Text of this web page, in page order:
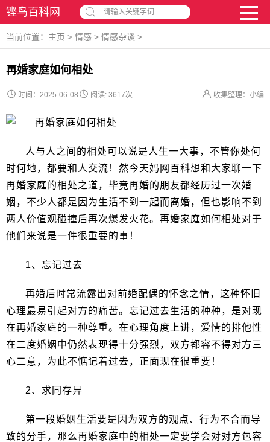
铿鸟百科网 请输入关键字词
当前位置： 主页 > 情感 > 情感杂谈 >
再婚家庭如何相处
时间：2025-06-08 收集整理：小编
阅读: 3617次
人与人之间的相处可以说是人生一大事，不管你处何
时何地，都要和人交流！然今天妈网百科想和大家聊一下
再婚家庭的相处之道，毕竟再婚的朋友都经历过一次婚
姻，不少人都是因为生活不到一起而离婚，但也影响不到
两人价值观碰撞后再次爆发火花。再婚家庭如何相处对于
他们来说是一件很重要的事！
1、忘记过去
再婚后时常流露出对前婚配偶的怀念之情，这种怀旧
心理最易引起对方的痛苦。忘记过去生活的种种，是对现
在再婚家庭的一种尊重。在心理角度上讲，爱情的排他性
在二度婚姻中仍然表现得十分强烈，双方都容不得对方三
心二意，为此不惦记着过去，正面现在很重要！
2、求同存异
第一段婚姻生活要是因为双方的观点、行为不合而导
致的分手，那么再婚家庭中的相处一定要学会对对方包容